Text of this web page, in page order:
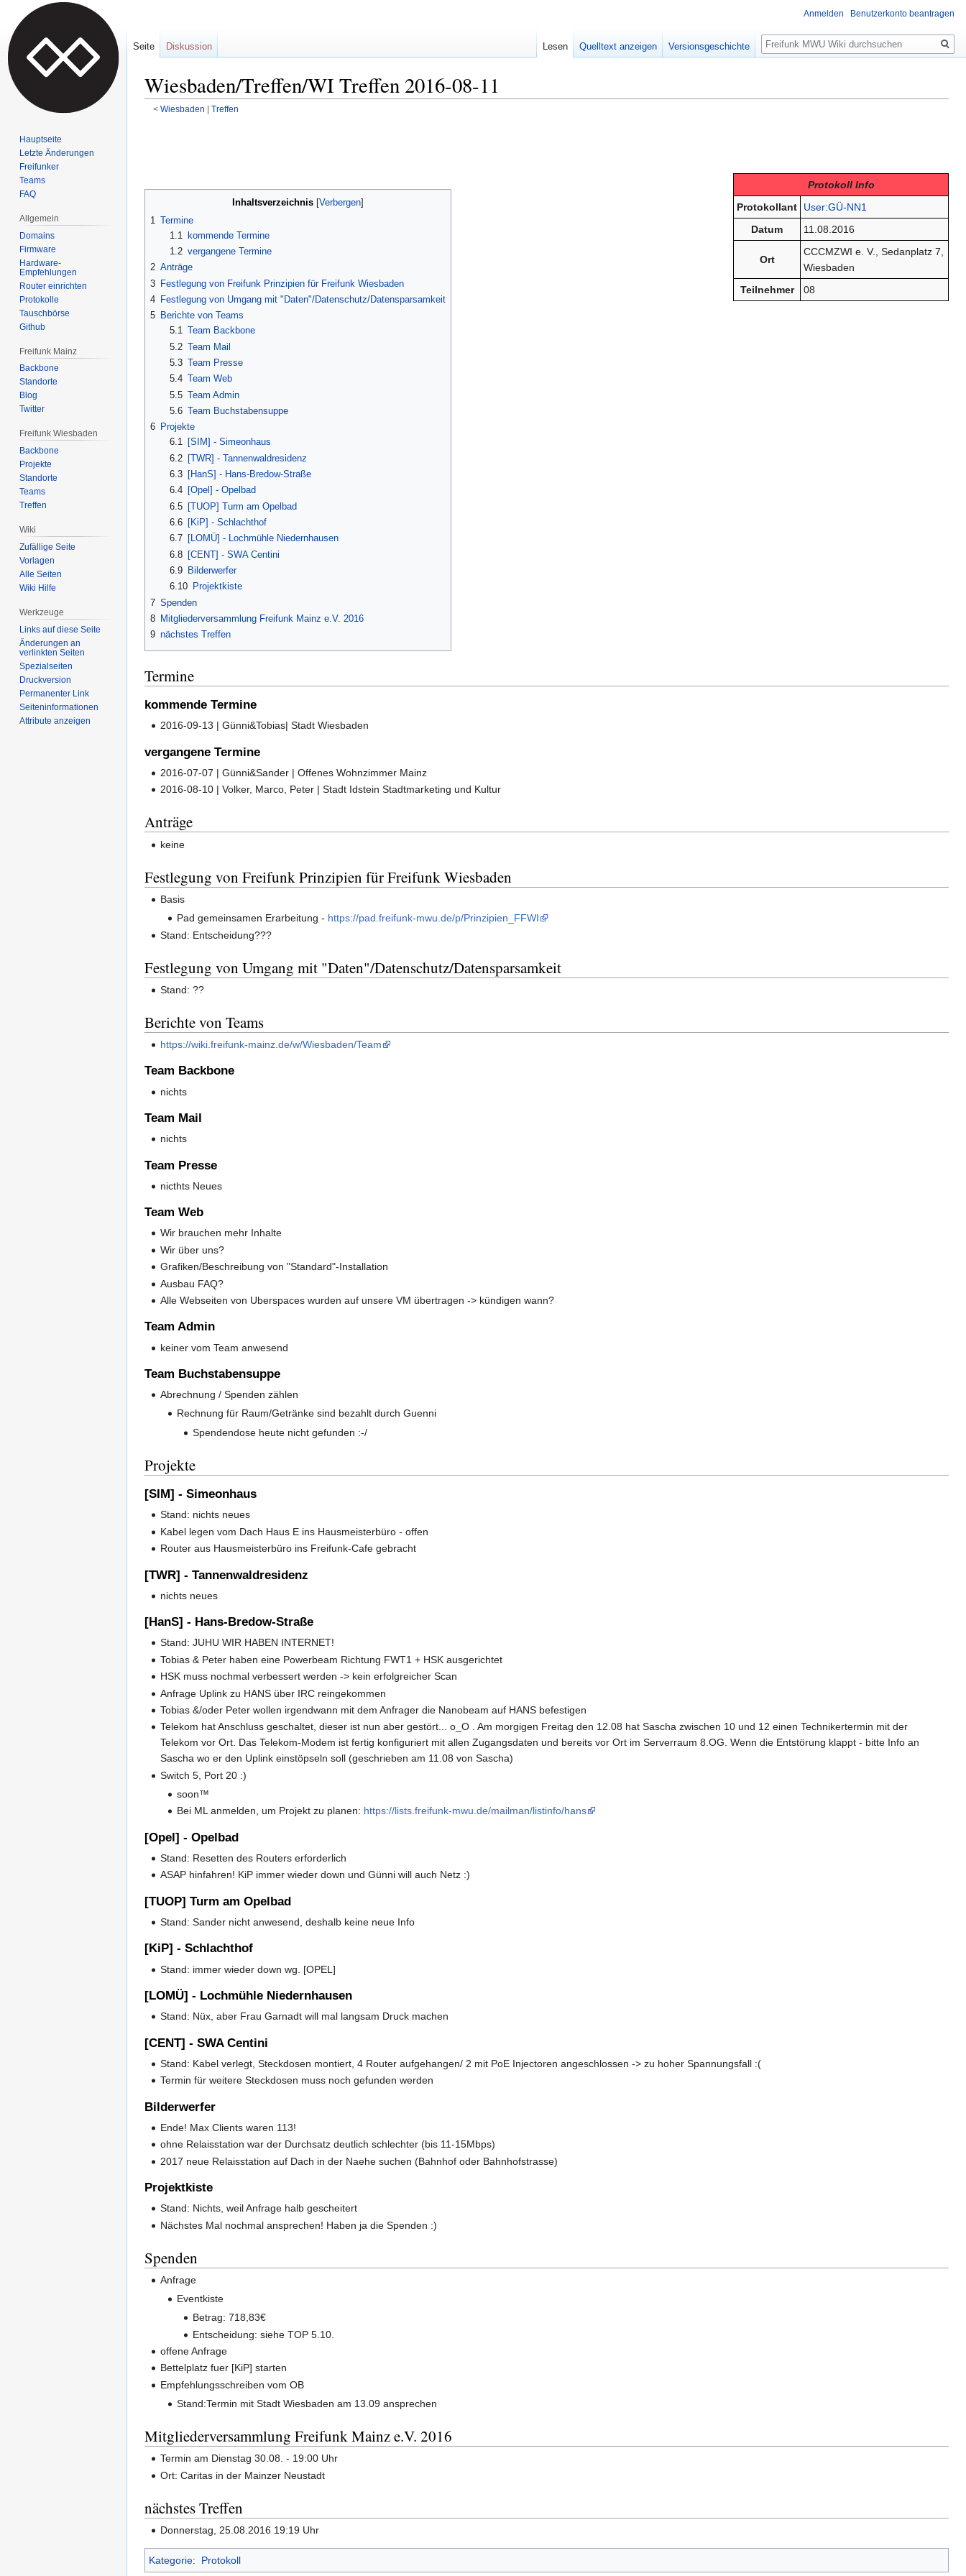
Wiesbaden/Treffen/WI Treffen 2016-08-11
< Wiesbaden Treffen
Protokoll Info
Protokollant
User:GÜ-NN1
Datum
11.08.2016
Ort
CCCMZWI e. V., Sedanplatz 7,
Wiesbaden
Teilnehmer
08
Inhaltsverzeichnis
1 Termine
1.1 kommende Termine
1.2 vergangene Termine
2 Anträge
3 Festlegung von Freifunk Prinzipien für Freifunk Wiesbaden
4 Festlegung von Umgang mit "Daten"/Datenschutz/Datensparsamkeit
5 Berichte von Teams
5.1 Team Backbone
5.2 Team Mail
5.3 Team Presse
5.4 Team Web
5.5 Team Admin
5.6 Team Buchstabensuppe
6 Projekte
6.1
[SIM] - Simeonhaus
6.2 [TWR] - Tannenwaldresidenz
6.3
[HanS] - Hans-Bredow-Straße
6.4
[Opel] - Opelbad
6.5 [TUOP] Turm am Opelbad
6.6
[KiP] - Schlachthof
6.7
[LOMÜ] - Lochmühle Niedernhausen
6.8 [CENT] - SWA Centini
6.9
Bilderwerfer
6.10
Projektkiste
7 Spenden
8 Mitgliederversammlung Freifunk Mainz e.V. 2016
9 nächstes Treffen
Termine
kommende Termine
2016-09-13 | Günni&Tobias| Stadt Wiesbaden
vergangene Termine
2016-07-07 | Günni&Sander | Offenes Wohnzimmer Mainz
2016-08-10 | Volker, Marco, Peter | Stadt Idstein Stadtmarketing und Kultur
Anträge
keine
Festlegung von Freifunk Prinzipien für Freifunk Wiesbaden
Basis
Pad gemeinsamen Erarbeitung - https://pad.freifunk-mwu.de/p/Prinzipien_FFWI
Stand: Entscheidung???
Festlegung von Umgang mit "Daten"/Datenschutz/Datensparsamkeit
Stand: ??
Berichte von Teams
https://wiki.freifunk-mainz.de/w/Wiesbaden/Team
Team Backbone
nichts
Team Mail
nichts
Team Presse
nicthts Neues
Team Web
Wir brauchen mehr Inhalte
Wir über uns?
Grafiken/Beschreibung von "Standard"-Installation
Ausbau FAQ?
Alle Webseiten von Uberspaces wurden auf unsere VM übertragen -> kündigen wann?
Team Admin
keiner vom Team anwesend
Team Buchstabensuppe
Abrechnung / Spenden zählen
Rechnung für Raum/Getränke sind bezahlt durch Guenni
Spendendose heute nicht gefunden :-/
Projekte
[SIM] - Simeonhaus
Stand: nichts neues
Kabel legen vom Dach Haus E ins Hausmeisterbüro - offen
Router aus Hausmeisterbüro ins Freifunk-Cafe gebracht
[TWR] - Tannenwaldresidenz
nichts neues
[HanS] - Hans-Bredow-Straße
Stand: JUHU WIR HABEN INTERNET!
Tobias & Peter haben eine Powerbeam Richtung FWT1 + HSK ausgerichtet
HSK muss nochmal verbessert werden -> kein erfolgreicher Scan
Anfrage Uplink zu HANS über IRC reingekommen
Tobias &/oder Peter wollen irgendwann mit dem Anfrager die Nanobeam auf HANS befestigen
Telekom hat Anschluss geschaltet, dieser ist nun aber gestört... o_O . Am morgigen Freitag den 12.08 hat Sascha zwischen 10 und 12 einen Technikertermin mit der
Telekom vor Ort. Das Telekom-Modem ist fertig konfiguriert mit allen Zugangsdaten und bereits vor Ort im Serverraum 8.OG. Wenn die Entstörung klappt - bitte Info an
Sascha wo er den Uplink einstöpseln soll (geschrieben am 11.08 von Sascha)
Switch 5, Port 20 :)
soon™
Bei ML anmelden, um Projekt zu planen: https://lists.freifunk-mwu.de/mailman/listinfo/hans
[Opel] - Opelbad
Stand: Resetten des Routers erforderlich
ASAP hinfahren! KiP immer wieder down und Günni will auch Netz :)
[TUOP] Turm am Opelbad
Stand: Sander nicht anwesend, deshalb keine neue Info
[KiP] - Schlachthof
Stand: immer wieder down wg. [OPEL]
[LOMÜ] - Lochmühle Niedernhausen
Stand: Nüx, aber Frau Garnadt will mal langsam Druck machen
[CENT] - SWA Centini
Stand: Kabel verlegt, Steckdosen montiert, 4 Router aufgehangen/ 2 mit PoE Injectoren angeschlossen -> zu hoher Spannungsfall :(
Termin für weitere Steckdosen muss noch gefunden werden
Bilderwerfer
Ende! Max Clients waren 113!
ohne Relaisstation war der Durchsatz deutlich schlechter (bis 11-15Mbps)
2017 neue Relaisstation auf Dach in der Naehe suchen (Bahnhof oder Bahnhofstrasse)
Projektkiste
Stand: Nichts, weil Anfrage halb gescheitert
Nächstes Mal nochmal ansprechen! Haben ja die Spenden :)
Spenden
Anfrage
Eventkiste
Betrag: 718,83€
Entscheidung: siehe TOP 5.10.
offene Anfrage
Bettelplatz fuer [KiP] starten
Empfehlungsschreiben vom OB
Stand:Termin mit Stadt Wiesbaden am 13.09 ansprechen
Mitgliederversammlung Freifunk Mainz e.V. 2016
Termin am Dienstag 30.08. - 19:00 Uhr
Ort: Caritas in der Mainzer Neustadt
nächstes Treffen
Donnerstag, 25.08.2016 19:19 Uhr
Kategorie: Protokoll
Anmelden Benutzerkonto beantragen
Seite Diskussion Lesen Quelltext anzeigen Versionsgeschichte
Suche
Hauptseite
Letzte Änderungen
Freifunker
Teams
FAQ
Allgemein
Domains
Firmware
Hardware-
Empfehlungen
Router einrichten
Protokolle
Tauschbörse
Github
Freifunk Mainz
Backbone
Standorte
Blog
Twitter
Freifunk Wiesbaden
Backbone
Projekte
Standorte
Teams
Treffen
Wiki
Zufällige Seite
Vorlagen
Alle Seiten
Wiki Hilfe
Werkzeuge
Links auf diese Seite
Änderungen an
verlinkten Seiten
Spezialseiten
Druckversion
Permanenter Link
Seiten­informationen
Attribute anzeigen